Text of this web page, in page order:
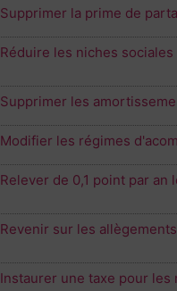
Supprimer la prime de
Réduire les niches sociales
Supprimer les
Modifier les régimes
Relever de 0,1 point par
Revenir sur les
Instaurer une taxe pour